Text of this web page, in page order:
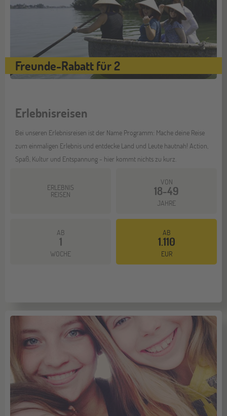
Freunde-Rabatt für 2
Erlebnisreisen
Bei unseren Erlebnisreisen ist der Name Programm: Mache deine Reise
zum einmaligen Erlebnis und entdecke Land und Leute hautnah! Action,
Spaß, Kultur und Entspannung - hier kommt nichts zu kurz.
ERLEBNIS
REISEN
VON
18-49
JAHRE
AB
1
WOCHE
AB
1.110
EUR